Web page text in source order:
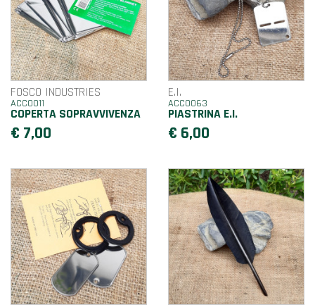
FOSCO INDUSTRIES
ACC0011
COPERTA SOPRAVVIVENZA
€ 7,00
E.I.
ACC0063
PIASTRINA E.I.
€ 6,00